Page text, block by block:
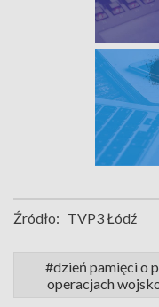
Źródło: TVP3 Łódź
#dzień pamięci o
operacjach